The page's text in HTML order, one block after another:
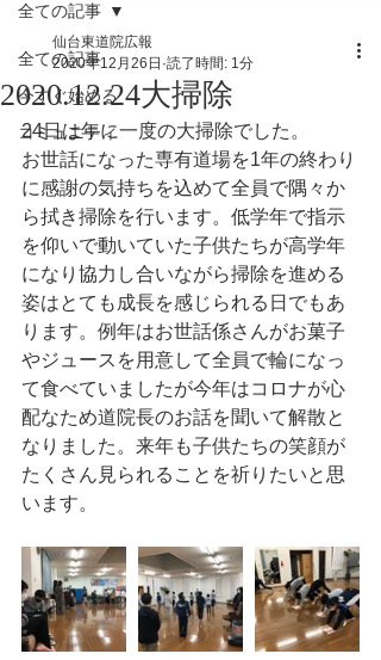
全ての記事
今すぐ始める
コミュニティ
全ての記事
2020.12.24大掃除
仙台東道院広報
2020年12月26日 読了時間: 1分
24日は年に一度の大掃除でした。
お世話になった専有道場を1年の終わり
に感謝の気持ちを込めて全員で隅々か
ら拭き掃除を行います。低学年で指示
を仰いで動いていた子供たちが高学年
になり協力し合いながら掃除を進める
姿はとても成長を感じられる日でもあ
ります。例年はお世話係さんがお菓子
やジュースを用意して全員で輪になっ
て食べていましたが今年はコロナが心
配なため道院長のお話を聞いて解散と
なりました。来年も子供たちの笑顔が
たくさん見られることを祈りたいと思
います。